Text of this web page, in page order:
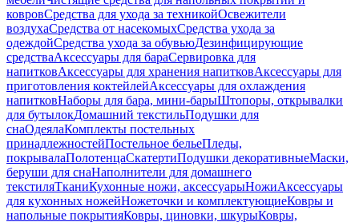
ковровСредства для ухода за техникойОсвежители
воздухаСредства от насекомыхСредства ухода за
одеждойСредства ухода за обувьюДезинфицирующие
средстваАксессуары для бараСервировка для
напитковАксессуары для хранения напитковАксессуары для
приготовления коктейлейАксессуары для охлаждения
напитковНаборы для бара, мини-барыШтопоры, открывалки
для бутылокДомашний текстильПодушки для
снаОдеялаКомплекты постельных
принадлежностейПостельное бельеПледы,
покрывалаПолотенцаСкатертиПодушки декоративныеМаски,
беруши для снаНаполнители для домашнего
текстиляТканиКухонные ножи, аксессуарыНожиАксессуары
для кухонных ножейНожеточки и комплектующиеКовры и
напольные покрытияКовры, циновки, шкурыКовры,